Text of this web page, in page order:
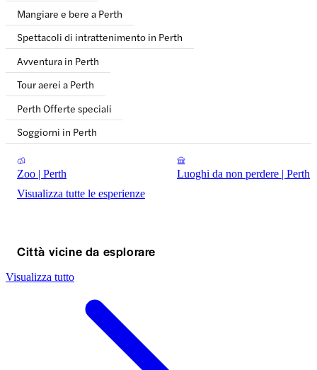
Mangiare e bere a Perth
Spettacoli di intrattenimento in Perth
Avventura in Perth
Tour aerei a Perth
Perth Offerte speciali
Soggiorni in Perth
Zoo | Perth
Luoghi da non perdere | Perth
Visualizza tutte le esperienze
Città vicine da esplorare
Visualizza tutto